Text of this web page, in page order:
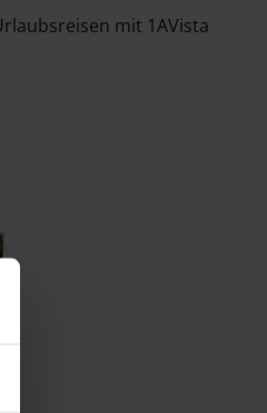
mit 1AVista